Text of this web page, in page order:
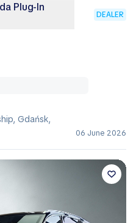
Plug-In
DEALER
Gdańsk,
06 June 2026